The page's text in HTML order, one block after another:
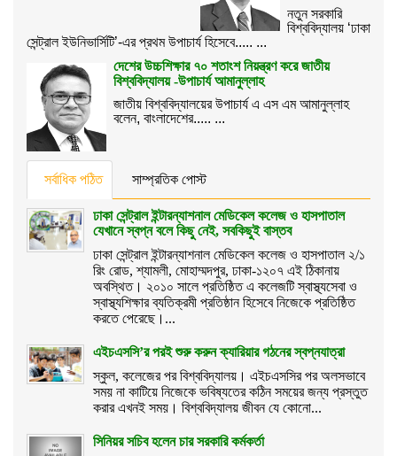
নতুন সরকারি
বিশ্ববিদ্যালয় ‘ঢাকা
সেন্ট্রাল ইউনিভার্সিটি’-এর প্রথম উপাচার্য হিসেবে..... ...
দেশের উচ্চশিক্ষার ৭০ শতাংশ নিয়ন্ত্রণ করে জাতীয়
বিশ্ববিদ্যালয় -উপাচার্য আমানুল্লাহ
জাতীয় বিশ্ববিদ্যালয়ের উপাচার্য এ এস এম আমানুল্লাহ
বলেন, বাংলাদেশের..... ...
সর্বাধিক পঠিত সাম্প্রতিক পোস্ট
ঢাকা সেন্ট্রাল ইন্টারন্যাশনাল মেডিকেল কলেজ ও হাসপাতাল
যেখানে স্বপ্ন বলে কিছু নেই, সবকিছুই বাস্তব
ঢাকা সেন্ট্রাল ইন্টারন্যাশনাল মেডিকেল কলেজ ও হাসপাতাল ২/১
রিং রোড, শ্যামলী, মোহাম্মদপুর, ঢাকা-১২০৭ এই ঠিকানায়
অবস্থিত। ২০১০ সালে প্রতিষ্ঠিত এ কলেজটি স্বাস্থ্যসেবা ও
স্বাস্থ্যশিক্ষার ব্যতিক্রমী প্রতিষ্ঠান হিসেবে নিজেকে প্রতিষ্ঠিত
করতে পেরেছে।...
এইচএসসি’র পরই শুরু করুন ক্যারিয়ার গঠনের স্বপ্নযাত্রা
স্কুল, কলেজের পর বিশ্ববিদ্যালয়। এইচএসসির পর অলসভাবে
সময় না কাটিয়ে নিজেকে ভবিষ্যতের কঠিন সময়ের জন্য প্রস্তুত
করার এখনই সময়। বিশ্ববিদ্যালয় জীবন যে কোনো...
সিনিয়র সচিব হলেন চার সরকারি কর্মকর্তা